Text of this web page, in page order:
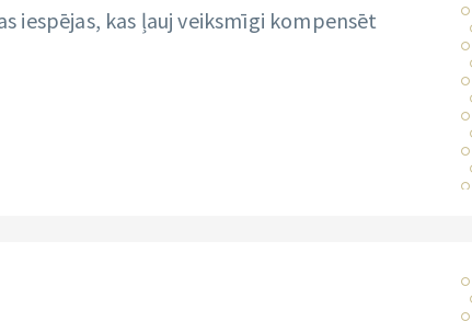
iespējas, kas ļauj veiksmīgi kompensēt